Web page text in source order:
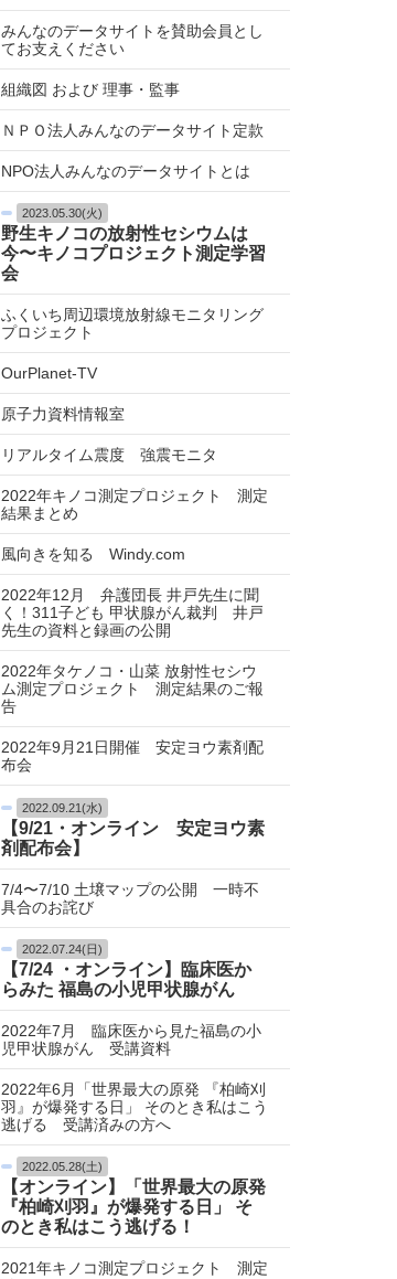
みんなのデータサイトを賛助会員とし
てお支えください
組織図 および 理事・監事
ＮＰＯ法人みんなのデータサイト定款
NPO法人みんなのデータサイトとは
2023.05.30(火)
野生キノコの放射性セシウムは
今〜キノコプロジェクト測定学習
会
ふくいち周辺環境放射線モニタリング
プロジェクト
OurPlanet-TV
原子力資料情報室
リアルタイム震度 強震モニタ
2022年キノコ測定プロジェクト 測定
結果まとめ
風向きを知る Windy.com
2022年12月 弁護団長 井戸先生に聞
く！311子ども 甲状腺がん裁判 井戸
先生の資料と録画の公開
2022年タケノコ・山菜 放射性セシウ
ム測定プロジェクト 測定結果のご報
告
2022年9月21日開催 安定ヨウ素剤配
布会
2022.09.21(水)
【9/21・オンライン 安定ヨウ素
剤配布会】
7/4〜7/10 土壌マップの公開 一時不
具合のお詫び
2022.07.24(日)
【7/24 ・オンライン】臨床医か
らみた 福島の小児甲状腺がん
2022年7月 臨床医から見た福島の小
児甲状腺がん 受講資料
2022年6月「世界最大の原発 『柏崎刈
羽』が爆発する日」 そのとき私はこう
逃げる 受講済みの方へ
2022.05.28(土)
【オンライン】「世界最大の原発
『柏崎刈羽』が爆発する日」 そ
のとき私はこう逃げる！
2021年キノコ測定プロジェクト 測定